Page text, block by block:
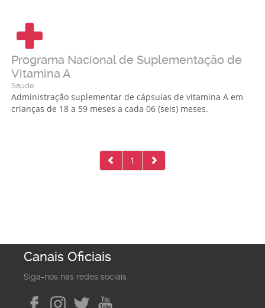
Programa Nacional de Suplementação de
Vitamina A
Saúde
Administração suplementar de cápsulas de vitamina A em
crianças de 18 a 59 meses a cada 06 (seis) meses.
1
Canais Oficiais
Siga-nos nas redes sociais